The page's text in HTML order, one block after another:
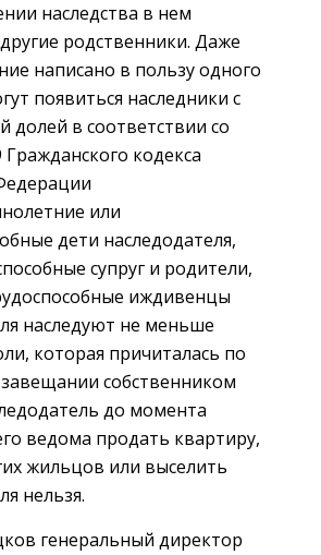
наследства в нем
родственники. Даже
написано в пользу одного
появиться наследники с
долей в соответствии со
Гражданского кодекса
или
дети наследодателя,
супруг и родители,
иждивенцы
наследуют не меньше
которая причиталась по
собственником
до момента
ведома продать квартиру,
жильцов или выселить
нельзя.
генеральный директор